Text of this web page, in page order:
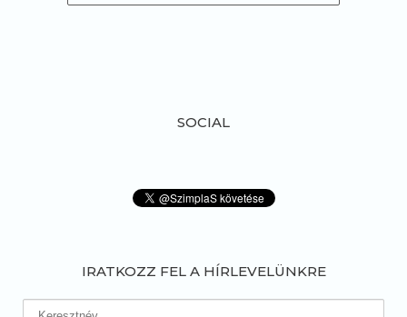
SOCIAL
IRATKOZZ FEL A HÍRLEVELÜNKRE